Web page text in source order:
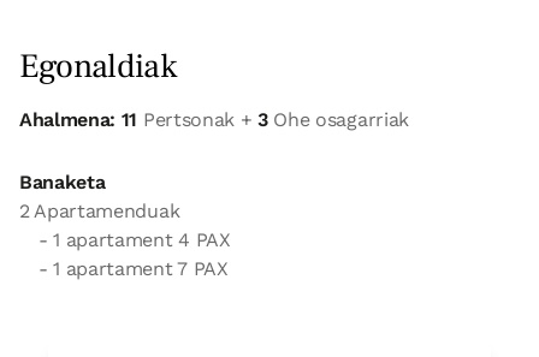
Egonaldiak
Ahalmena: 11 Pertsonak +3Ohe osagarriak
Banaketa
2 Apartamenduak
- 1 apartament 4 PAX
- 1 apartament 7 PAX